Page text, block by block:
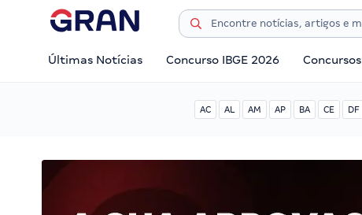
Últimas Notícias Concurso IBGE 2026 Concursos
AC AL AM AP BA CE DF